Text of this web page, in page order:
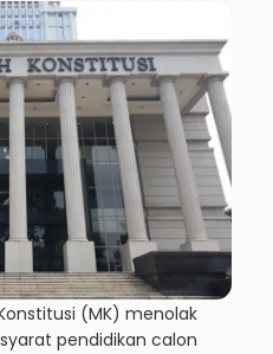
(MK) menolak
pendidikan calon